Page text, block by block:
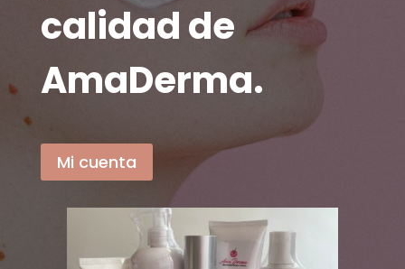
calidad de
AmaDerma.
Mi cuenta